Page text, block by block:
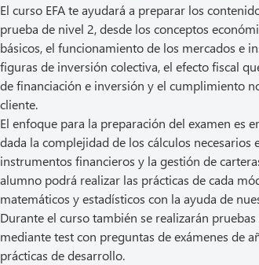
El curso EFA te ayudará a preparar los
prueba de nivel 2, desde los conceptos
básicos, el funcionamiento de los mercados e
figuras de inversión colectiva, el efecto fiscal
de financiación e inversión y el cumplimiento
cliente.
El enfoque para la preparación del examen es
dada la complejidad de los cálculos necesarios
instrumentos financieros y la gestión de
alumno podrá realizar las prácticas de cada
matemáticos y estadísticos con la ayuda de
Durante el curso también se realizarán
mediante test con preguntas de exámenes de
prácticas de desarrollo.